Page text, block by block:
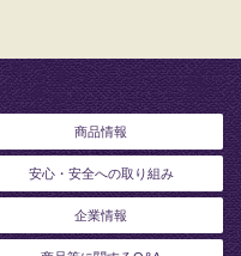
商品情報
安心・安全への取り組み
企業情報